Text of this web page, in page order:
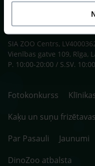
SIA ZOO Centrs,
Vienības gatve 109, Rīga,
P. 10:00-20:00 / S.SV.
Fotokonkurss
Kaķu un suņu frizētavas
Par Pasauli
Jaunumi
DinoZoo atbalsta